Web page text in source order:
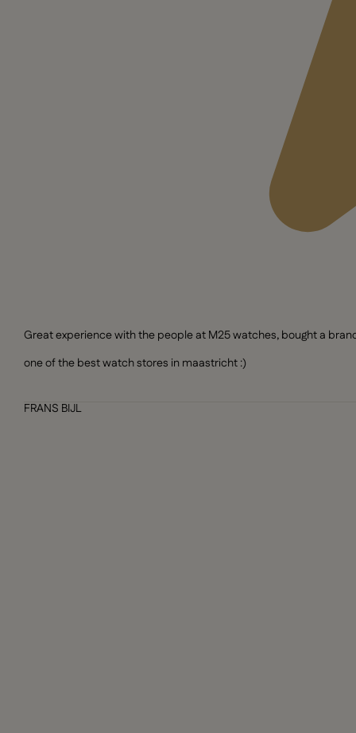
Great experience with the people at M25 watches, bought a
one of the best watch stores in maastricht :)
FRANS BIJL